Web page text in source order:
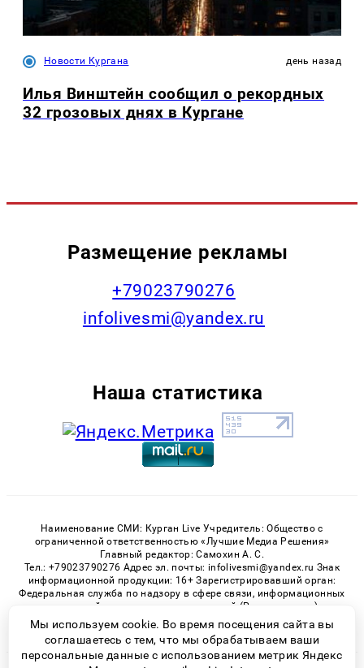
Новости Кургана день назад
Илья Винштейн сообщил о рекордных
32 грозовых днях в Кургане
Размещение рекламы
+79023790276
infolivesmi@yandex.ru
Наша статистика
Наименование СМИ: Курган Live Учредитель: Общество с
ограниченной ответственностью «Лучшие Медиа Решения»
Главный редактор: Самохин А. С.
Тел.: +79023790276 Адрес эл. почты: infolivesmi@yandex.ru Знак
информационной продукции: 16+ Зарегистрировавший орган:
Федеральная служба по надзору в сфере связи, информационных
технологий и массовых коммуникаций (Роскомнадзор)
Регистрационный номер СМИ ЭЛ № ФС 77 - 82535 от 21.01.2022
Мы используем cookie. Во время посещения сайта вы
соглашаетесь с тем, что мы обрабатываем ваши
персональные данные с использованием метрик Яндекс